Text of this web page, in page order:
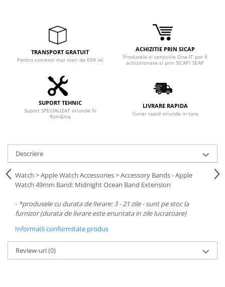
TRANSPORT GRATUIT
Pentru comenzi mai mari de 699 lei
ACHIZITIE PRIN SICAP
Produsele si serviciile One-IT pot fi
achizitionate si prin SICAP/ SEAP
SUPORT TEHNIC
Suport SPECIALIZAT oriunde în
România
LIVRARE RAPIDA
Curier rapid oriunde in tara
Descriere
Watch > Apple Watch Accessories > Accessory Bands - Apple
Watch 49mm Band: Midnight Ocean Band Extension
- *produsele cu durata de livrare: 3 - 21 zile - sunt pe stoc la
furnizor (durata de livrare este enuntata in zile lucratoare)
Informatii conformitate produs
Review-uri(0)